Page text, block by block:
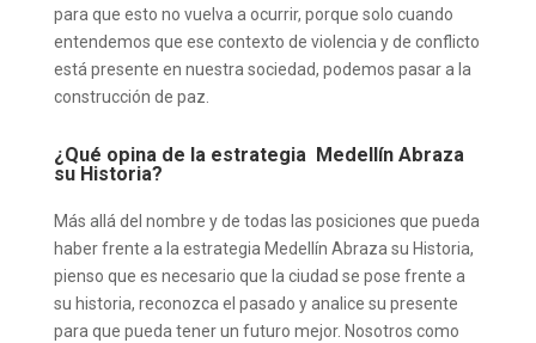
para que esto no vuelva a ocurrir, porque solo cuando
entendemos que ese contexto de violencia y de conflicto
está presente en nuestra sociedad, podemos pasar a la
construcción de paz.
¿Qué opina de la estrategia Medellín Abraza
su Historia?
Más allá del nombre y de todas las posiciones que pueda
haber frente a la estrategia Medellín Abraza su Historia,
pienso que es necesario que la ciudad se pose frente a
su historia, reconozca el pasado y analice su presente
para que pueda tener un futuro mejor. Nosotros como